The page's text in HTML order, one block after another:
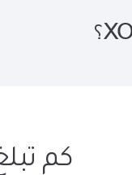
كم